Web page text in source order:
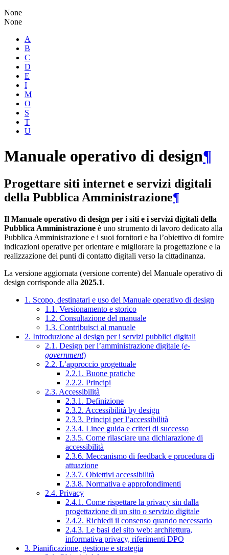
None
None
A
B
C
D
E
I
M
O
S
T
U
Manuale operativo di design¶
Progettare siti internet e servizi digitali
della Pubblica Amministrazione¶
Il Manuale operativo di design per i siti e i servizi digitali della
Pubblica Amministrazione è uno strumento di lavoro dedicato alla
Pubblica Amministrazione e i suoi fornitori e ha l’obiettivo di fornire
indicazioni operative per orientare e migliorare la progettazione e la
realizzazione dei punti di contatto digitali verso la cittadinanza.
La versione aggiornata (versione corrente) del Manuale operativo di
design corrisponde alla 2025.1.
1. Scopo, destinatari e uso del Manuale operativo di design
1.1. Versionamento e storico
1.2. Consultazione del manuale
1.3. Contribuisci al manuale
2. Introduzione al design per i servizi pubblici digitali
2.1. Design per l’amministrazione digitale (e-
government)
2.2. L’approccio progettuale
2.2.1. Buone pratiche
2.2.2. Principi
2.3. Accessibilità
2.3.1. Definizione
2.3.2. Accessibilità by design
2.3.3. Principi per l’accessibilità
2.3.4. Linee guida e criteri di successo
2.3.5. Come rilasciare una dichiarazione di
accessibilità
2.3.6. Meccanismo di feedback e procedura di
attuazione
2.3.7. Obiettivi accessibilità
2.3.8. Normativa e approfondimenti
2.4. Privacy
2.4.1. Come rispettare la privacy sin dalla
progettazione di un sito o servizio digitale
2.4.2. Richiedi il consenso quando necessario
2.4.3. Le basi del sito web: architettura,
informativa privacy, riferimenti DPO
3. Pianificazione, gestione e strategia